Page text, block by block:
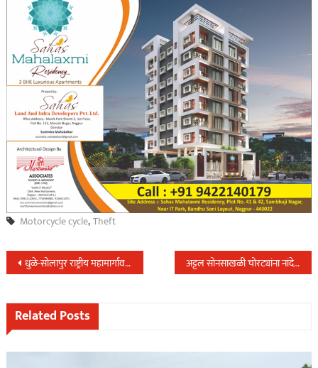
Motorcycle cycle,Theft
Post
navigation
धुळे-सोलापुर राष्ट्रीय महामार्गावर मारहाण करुन दरोडा घालणाऱ्या टोळीस २४ तासाच्या आत धाराशिव पोलिसांनी केली अटक…. अट्टल सोनसाखळी चोरट्यांना नांदेड स्थानिक गुन्हे शाखेने केले जेरबंद…
Related Posts